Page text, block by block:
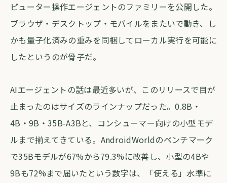
ピューター操作エージェントのファミリーを公開した。
ブラウザ・デスクトップ・モバイルをまたいで動き、し
かも量子化済みの重みを同梱してローカル実行を可能に
したというのが骨子だ。
AIエージェントの話は最近多いが、このリリースで目が
止まったのはサイズのラインナップだった。0.8B・
4B・9B・35B-A3Bと、コンシューマー向けの小型モデ
ルまで揃えてきている。AndroidWorldのベンチマーク
で35Bモデルが67%から79.3%に改善し、小型の4Bや
9Bも72%まで届いたという数字は、「使える」水準に